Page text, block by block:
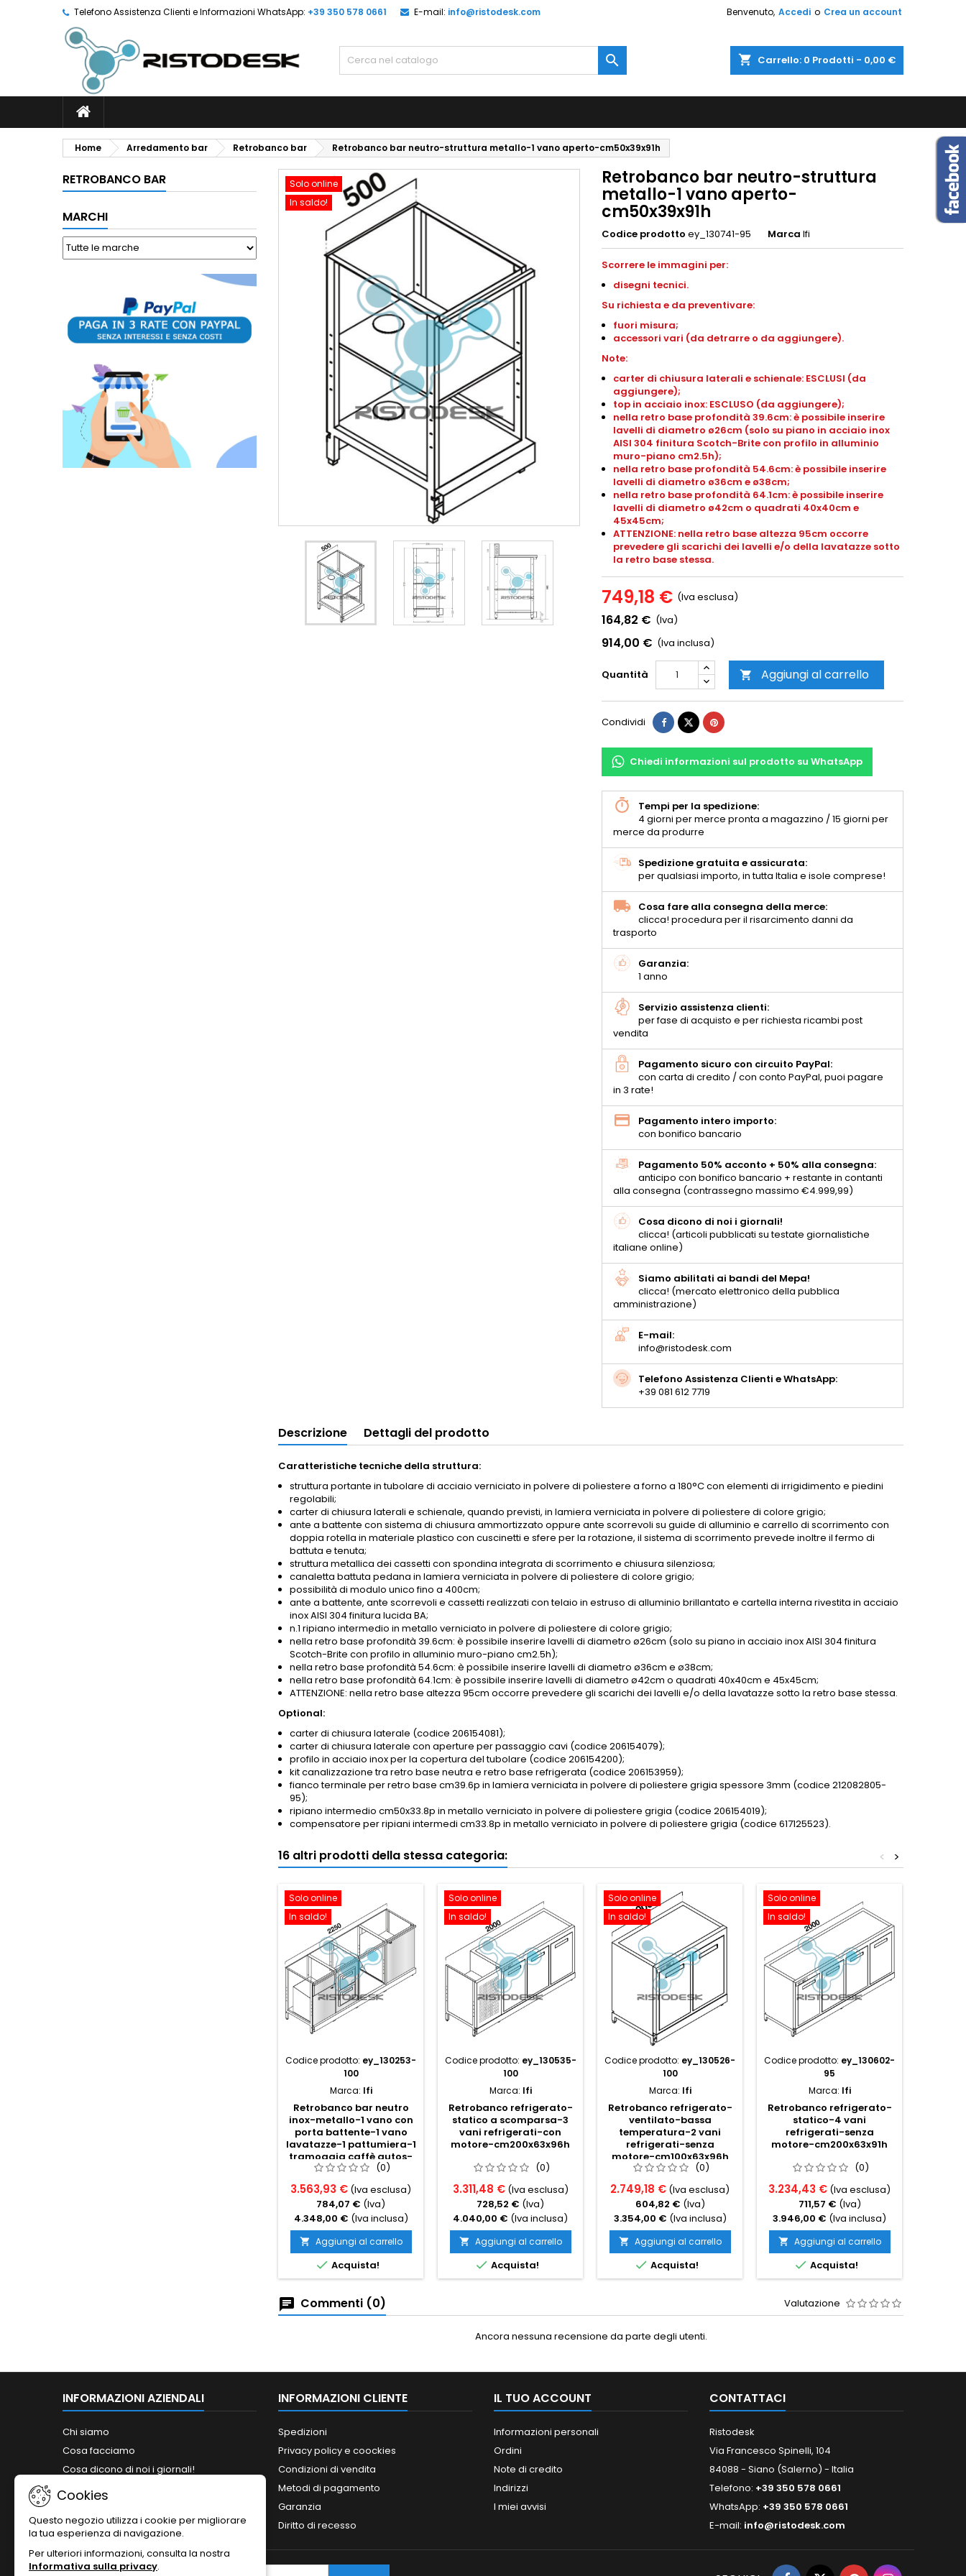
Telefono Assistenza Clienti e Informazioni WhatsApp: +39 350 578 0661 E-mail: info@ristodesk.com Benvenuto, Accedi o Crea un account
shopping_cart Carrello: 0 Prodotti - 0,00 €

Home Arredamento bar Retrobanco bar Retrobanco bar neutro-struttura metallo-1 vano aperto-cm50x39x91h
RETROBANCO BAR
MARCHI
Solo online
In saldo!
Retrobanco bar neutro-struttura
metallo-1 vano aperto-
cm50x39x91h
Codice prodotto ey_130741-95 Marca Ifi
Scorrere le immagini per:
disegni tecnici.
Su richiesta e da preventivare:
fuori misura;
accessori vari (da detrarre o da aggiungere).
Note:
carter di chiusura laterali e schienale: ESCLUSI (da
aggiungere);
top in acciaio inox: ESCLUSO (da aggiungere);
nella retro base profondità 39.6cm: è possibile inserire
lavelli di diametro ø26cm (solo su piano in acciaio inox
AISI 304 finitura Scotch-Brite con profilo in alluminio
muro-piano cm2.5h);
nella retro base profondità 54.6cm: è possibile inserire
lavelli di diametro ø36cm e ø38cm;
nella retro base profondità 64.1cm: è possibile inserire
lavelli di diametro ø42cm o quadrati 40x40cm e
45x45cm;
ATTENZIONE: nella retro base altezza 95cm occorre
prevedere gli scarichi dei lavelli e/o della lavatazze sotto
la retro base stessa.
749,18 € (Iva esclusa)
164,82 € (Iva)
914,00 € (Iva inclusa)
Quantità  Aggiungi al carrello
Condividi
Chiedi informazioni sul prodotto su WhatsApp
Tempi per la spedizione:
4 giorni per merce pronta a magazzino / 15 giorni per
merce da produrre
Spedizione gratuita e assicurata:
per qualsiasi importo, in tutta Italia e isole comprese!
Cosa fare alla consegna della merce:
clicca! procedura per il risarcimento danni da
trasporto
Garanzia:
1 anno
Servizio assistenza clienti:
per fase di acquisto e per richiesta ricambi post
vendita
Pagamento sicuro con circuito PayPal:
con carta di credito / con conto PayPal, puoi pagare
in 3 rate!
Pagamento intero importo:
con bonifico bancario
Pagamento 50% acconto + 50% alla consegna:
anticipo con bonifico bancario + restante in contanti
alla consegna (contrassegno massimo €4.999,99)
Cosa dicono di noi i giornali!
clicca! (articoli pubblicati su testate giornalistiche
italiane online)
Siamo abilitati ai bandi del Mepa!
clicca! (mercato elettronico della pubblica
amministrazione)
E-mail:
info@ristodesk.com
Telefono Assistenza Clienti e WhatsApp:
+39 081 612 7719
Descrizione Dettagli del prodotto
Caratteristiche tecniche della struttura:
struttura portante in tubolare di acciaio verniciato in polvere di poliestere a forno a 180°C con elementi di irrigidimento e piedini
regolabili;
carter di chiusura laterali e schienale, quando previsti, in lamiera verniciata in polvere di poliestere di colore grigio;
ante a battente con sistema di chiusura ammortizzato oppure ante scorrevoli su guide di alluminio e carrello di scorrimento con
doppia rotella in materiale plastico con cuscinetti e sfere per la rotazione, il sistema di scorrimento prevede inoltre il fermo di
battuta e tenuta;
struttura metallica dei cassetti con spondina integrata di scorrimento e chiusura silenziosa;
canaletta battuta pedana in lamiera verniciata in polvere di poliestere di colore grigio;
possibilità di modulo unico fino a 400cm;
ante a battente, ante scorrevoli e cassetti realizzati con telaio in estruso di alluminio brillantato e cartella interna rivestita in acciaio
inox AISI 304 finitura lucida BA;
n.1 ripiano intermedio in metallo verniciato in polvere di poliestere di colore grigio;
nella retro base profondità 39.6cm: è possibile inserire lavelli di diametro ø26cm (solo su piano in acciaio inox AISI 304 finitura
Scotch-Brite con profilo in alluminio muro-piano cm2.5h);
nella retro base profondità 54.6cm: è possibile inserire lavelli di diametro ø36cm e ø38cm;
nella retro base profondità 64.1cm: è possibile inserire lavelli di diametro ø42cm o quadrati 40x40cm e 45x45cm;
ATTENZIONE: nella retro base altezza 95cm occorre prevedere gli scarichi dei lavelli e/o della lavatazze sotto la retro base stessa.
Optional:
carter di chiusura laterale (codice 206154081);
carter di chiusura laterale con aperture per passaggio cavi (codice 206154079);
profilo in acciaio inox per la copertura del tubolare (codice 206154200);
kit canalizzazione tra retro base neutra e retro base refrigerata (codice 206153959);
fianco terminale per retro base cm39.6p in lamiera verniciata in polvere di poliestere grigia spessore 3mm (codice 212082805-
95);
ripiano intermedio cm50x33.8p in metallo verniciato in polvere di poliestere grigia (codice 206154019);
compensatore per ripiani intermedi cm33.8p in metallo verniciato in polvere di poliestere grigia (codice 617125523).
16 altri prodotti della stessa categoria: >
<
Solo online
In saldo!
Codice prodotto: ey_130253-
100
Marca: Ifi
Retrobanco bar neutro
inox-metallo-1 vano con
porta battente-1 vano
lavatazze-1 pattumiera-1
tramoggia caffè autos-
cm225x54x96h
(0)
3.563,93 € (Iva esclusa)
784,07 € (Iva)
4.348,00 € (Iva inclusa)
 Aggiungi al carrello
 Acquista!
Solo online
In saldo!
Codice prodotto: ey_130535-
100
Marca: Ifi
Retrobanco refrigerato-
statico a scomparsa-3
vani refrigerati-con
motore-cm200x63x96h
(0)
3.311,48 € (Iva esclusa)
728,52 € (Iva)
4.040,00 € (Iva inclusa)
 Aggiungi al carrello
 Acquista!
Solo online
In saldo!
Codice prodotto: ey_130526-
100
Marca: Ifi
Retrobanco refrigerato-
ventilato-bassa
temperatura-2 vani
refrigerati-senza
motore-cm100x63x96h
(0)
2.749,18 € (Iva esclusa)
604,82 € (Iva)
3.354,00 € (Iva inclusa)
 Aggiungi al carrello
 Acquista!
Solo online
In saldo!
Codice prodotto: ey_130602-
95
Marca: Ifi
Retrobanco refrigerato-
statico-4 vani
refrigerati-senza
motore-cm200x63x91h
(0)
3.234,43 € (Iva esclusa)
711,57 € (Iva)
3.946,00 € (Iva inclusa)
 Aggiungi al carrello
 Acquista!
Commenti (0) Valutazione
Ancora nessuna recensione da parte degli utenti.
INFORMAZIONI AZIENDALI
Chi siamo
Cosa facciamo
Cosa dicono di noi i giornali!
Siamo abilitati ai bandi del MePA!
Contattaci
INFORMAZIONI CLIENTE
Spedizioni
Privacy policy e coockies
Condizioni di vendita
Metodi di pagamento
Garanzia
Diritto di recesso
IL TUO ACCOUNT
Informazioni personali
Ordini
Note di credito
Indirizzi
I miei avvisi
CONTATTACI
Ristodesk
Via Francesco Spinelli, 104
84088 - Siano (Salerno) - Italia
Telefono: +39 350 578 0661
WhatsApp: +39 350 578 0661
E-mail: info@ristodesk.com
Cookies
Questo negozio utilizza i cookie per migliorare
la tua esperienza di navigazione.
Per ulteriori informazioni, consulta la nostra
Informativa sulla privacy.